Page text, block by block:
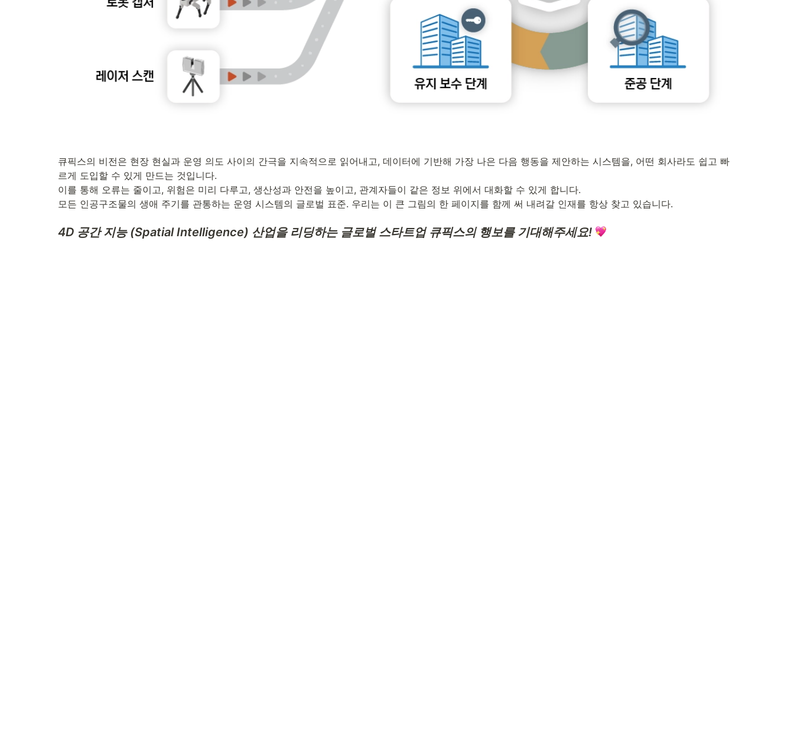
큐픽스의 비전은 현장 현실과 운영 의도 사이의 간극을 지속적으로 읽어내고, 데이터에 기반해 가장 나은 다음 행동을 제안하는 시스템을, 어떤 회사라도 쉽고 빠
르게 도입할 수 있게 만드는 것입니다.
이를 통해 오류는 줄이고, 위험은 미리 다루고, 생산성과 안전을 높이고, 관계자들이 같은 정보 위에서 대화할 수 있게 합니다.
모든 인공구조물의 생애 주기를 관통하는 운영 시스템의 글로벌 표준. 우리는 이 큰 그림의 한 페이지를 함께 써 내려갈 인재를 항상 찾고 있습니다.
4D 공간 지능 (Spatial Intelligence) 산업을 리딩하는 글로벌 스타트업 큐픽스의 행보를 기대해주세요!